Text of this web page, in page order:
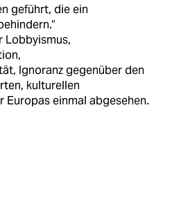
geführt, die ein
Lobbyismus,
Ignoranz gegenüber den
kulturellen
Europas einmal abgesehen.